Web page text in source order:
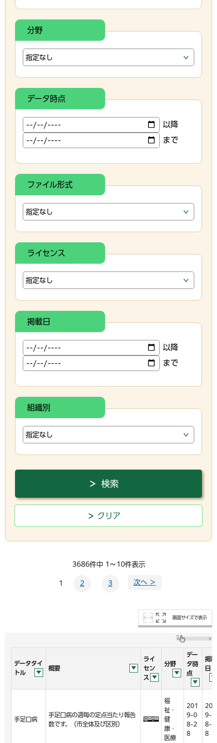
分野
データ時点
以降
まで
ファイル形式
ライセンス
掲載日
以降
まで
組織別
3686件中 1～10件表示
1 2 3 次へ ＞
画面サイズで表示
データタイ
トル
概要
ライ
セン
ス
分野
デー
タ時
点
掲載
日
手足口病
手足口病の週毎の定点当たり報告
数です。（市全体及び区別）
福
祉・
健
康・
医療
201
9-0
8-2
8
201
9-0
8-2
8